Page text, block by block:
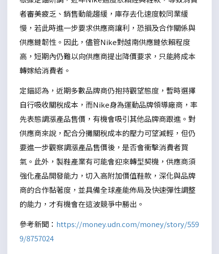
者審美疲乏、銷售動能趨緩，庫存去化速度較同業緩
慢，若此時進一步要求供應商讓利，恐損及合作關係與
供應鏈韌性。因此，儘管Nike對越南供應鏈依賴程度
高，短期內仍難以向供應商提出降價要求，只能將成本
轉嫁給消費者。
定錨認為，近期多數品牌商仍抱持觀望態度，暫時選擇
自行吸收關稅成本，而Nike身為運動品牌領導廠商，率
先表態調漲產品售價，有機會吸引其他品牌商跟進。對
供應商來說，配合分攤關稅成本的壓力可望減輕，但仍
要進一步觀察調漲產品售價後，是否會衝擊消費者買
氣。此外，製鞋產業有可能會迎來轉型契機，供應商須
強化產品開發能力，切入高附加價值鞋款，深化與品牌
商的合作黏著度，並具備全球產能佈局及快速彈性調整
的能力，才有機會在這波競爭中勝出。
參考新聞： https://money.udn.com/money/story/559
9/8757024